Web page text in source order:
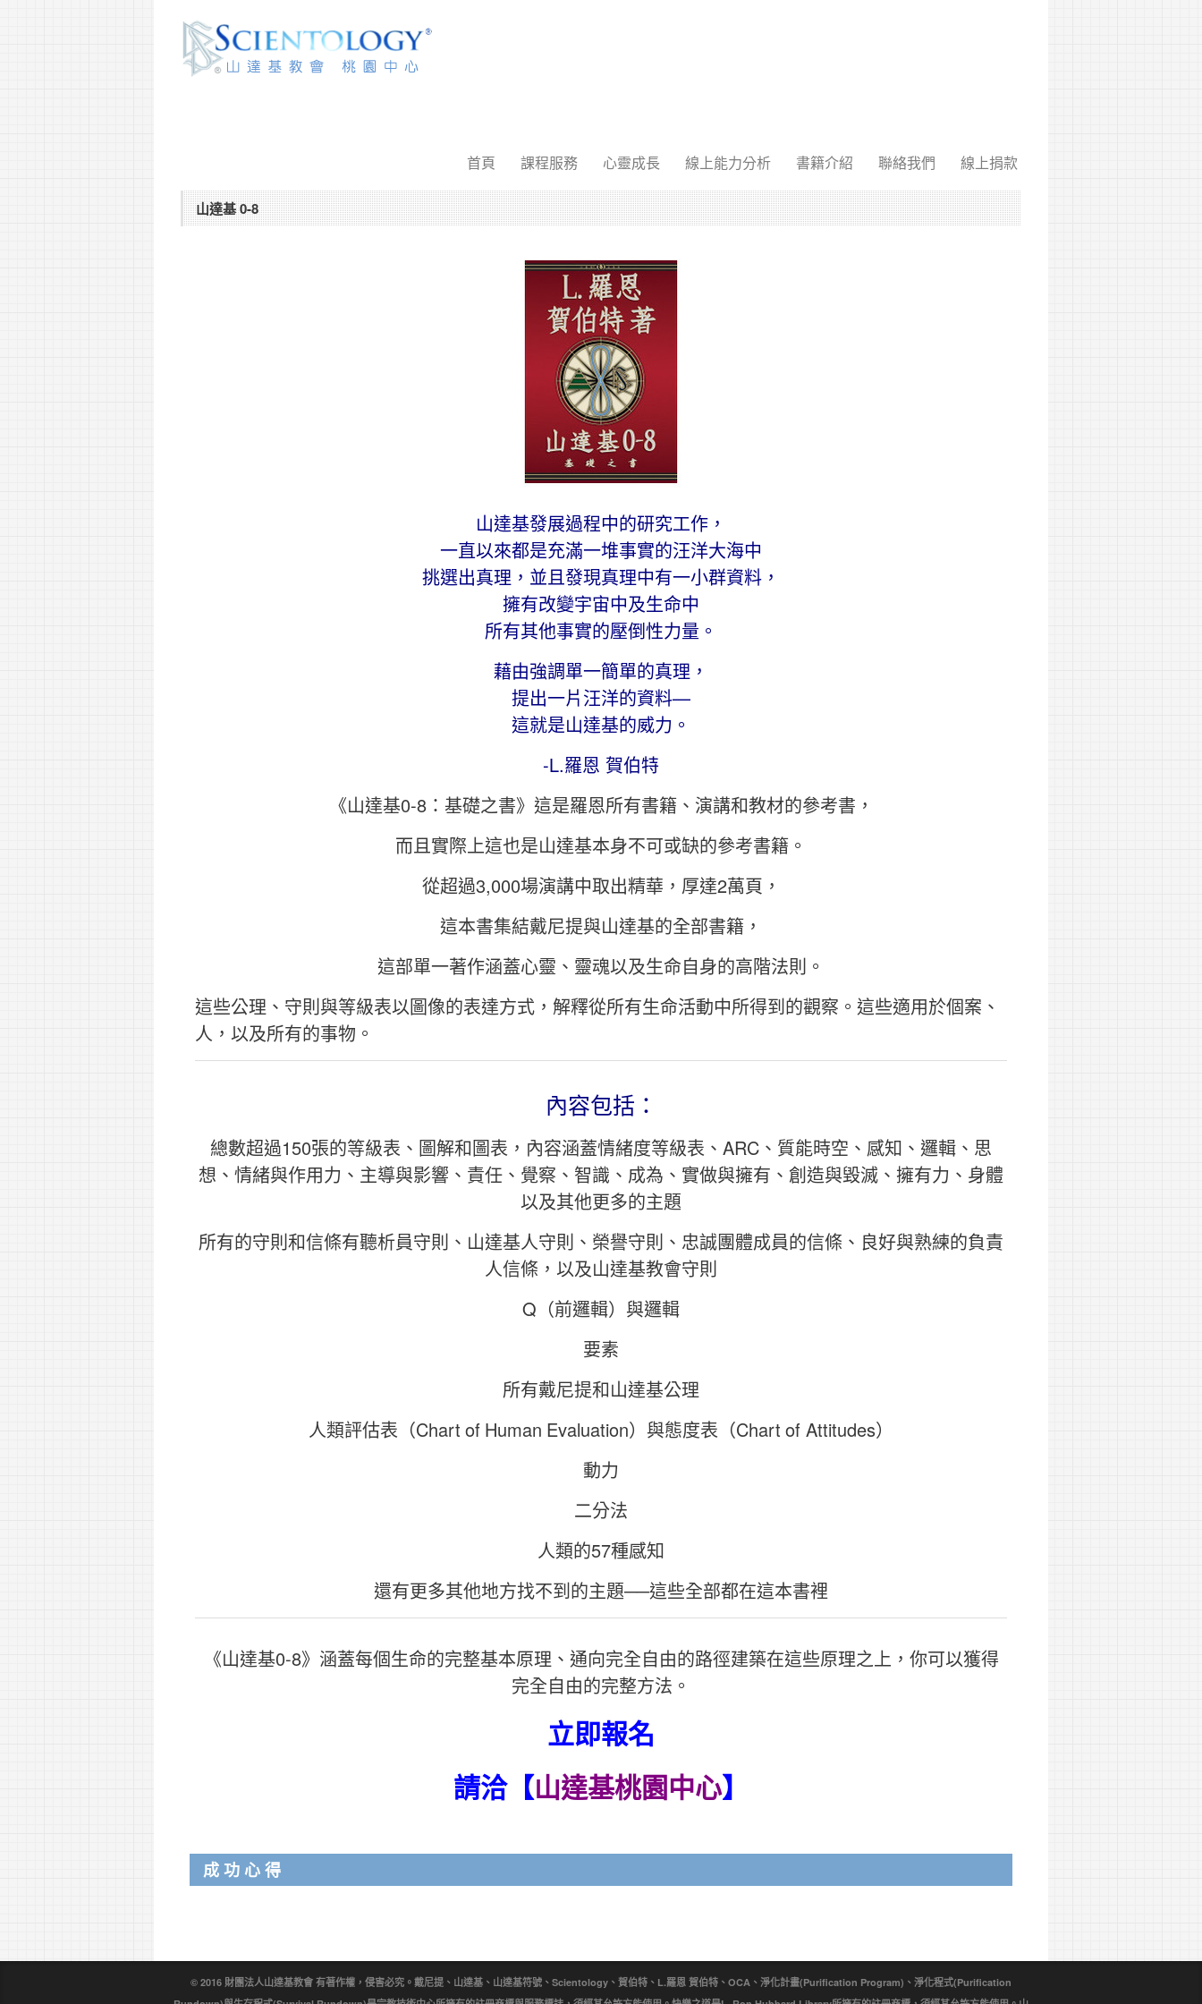
首頁 課程服務 心靈成長 線上能力分析 書籍介紹 聯絡我們 線上捐款
山達基 0-8
山達基發展過程中的研究工作，
一直以來都是充滿一堆事實的汪洋大海中
挑選出真理，並且發現真理中有一小群資料，
擁有改變宇宙中及生命中
所有其他事實的壓倒性力量。
藉由強調單一簡單的真理，
提出一片汪洋的資料—
這就是山達基的威力。
-L.羅恩 賀伯特
《山達基0-8：基礎之書》這是羅恩所有書籍、演講和教材的參考書，
而且實際上這也是山達基本身不可或缺的參考書籍。
從超過3,000場演講中取出精華，厚達2萬頁，
這本書集結戴尼提與山達基的全部書籍，
這部單一著作涵蓋心靈、靈魂以及生命自身的高階法則。
這些公理、守則與等級表以圖像的表達方式，解釋從所有生命活動中所得到的觀察。這些適用於個案、
人，以及所有的事物。
內容包括：
總數超過150張的等級表、圖解和圖表，內容涵蓋情緒度等級表、ARC、質能時空、感知、邏輯、思
想、情緒與作用力、主導與影響、責任、覺察、智識、成為、實做與擁有、創造與毀滅、擁有力、身體
以及其他更多的主題
所有的守則和信條有聽析員守則、山達基人守則、榮譽守則、忠誠團體成員的信條、良好與熟練的負責
人信條，以及山達基教會守則
Q（前邏輯）與邏輯
要素
所有戴尼提和山達基公理
人類評估表（Chart of Human Evaluation）與態度表（Chart of Attitudes）
動力
二分法
人類的57種感知
還有更多其他地方找不到的主題──這些全部都在這本書裡
《山達基0-8》涵蓋每個生命的完整基本原理、通向完全自由的路徑建築在這些原理之上，你可以獲得
完全自由的完整方法。
立即報名
請洽【山達基桃園中心】
成功心得
© 2016 財團法人山達基教會 有著作權，侵害必究。戴尼提、山達基、山達基符號、Scientology、賀伯特、L.羅恩 賀伯特、OCA、淨化計畫(Purification Program)、淨化程式(Purification